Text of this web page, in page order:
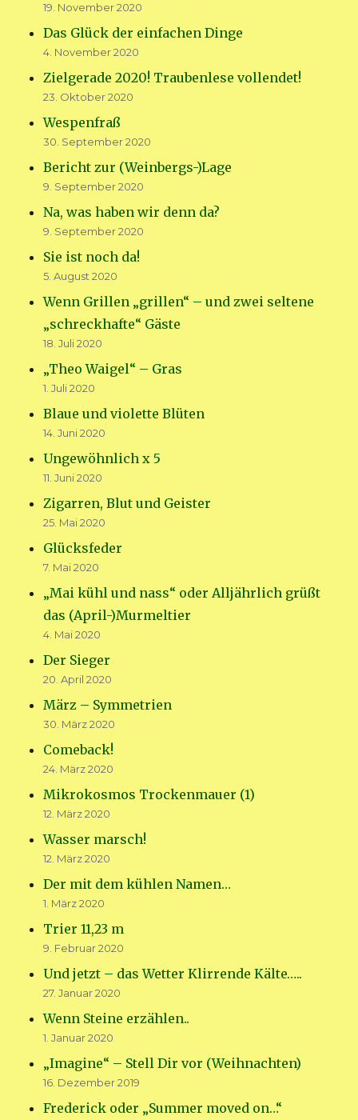
19. November 2020
Das Glück der einfachen Dinge
4. November 2020
Zielgerade 2020! Traubenlese vollendet!
23. Oktober 2020
Wespenfraß
30. September 2020
Bericht zur (Weinbergs-)Lage
9. September 2020
Na, was haben wir denn da?
9. September 2020
Sie ist noch da!
5. August 2020
Wenn Grillen „grillen“ – und zwei seltene
„schreckhafte“ Gäste
18. Juli 2020
„Theo Waigel“ – Gras
1. Juli 2020
Blaue und violette Blüten
14. Juni 2020
Ungewöhnlich x 5
11. Juni 2020
Zigarren, Blut und Geister
25. Mai 2020
Glücksfeder
7. Mai 2020
„Mai kühl und nass“ oder Alljährlich grüßt
das (April-)Murmeltier
4. Mai 2020
Der Sieger
20. April 2020
März – Symmetrien
30. März 2020
Comeback!
24. März 2020
Mikrokosmos Trockenmauer (1)
12. März 2020
Wasser marsch!
12. März 2020
Der mit dem kühlen Namen…
1. März 2020
Trier 11,23 m
9. Februar 2020
Und jetzt – das Wetter Klirrende Kälte…..
27. Januar 2020
Wenn Steine erzählen..
1. Januar 2020
„Imagine“ – Stell Dir vor (Weihnachten)
16. Dezember 2019
Frederick oder „Summer moved on…“